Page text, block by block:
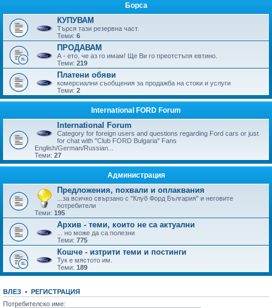
Борса
КУПУВАМ
Търся тази резервна част.
Теми: 6
ПРОДАВАМ
А - ето, че аз го имам! Ще Ви го преотстъпя евтино.
Теми: 219
Платени обяви
комерсиални съобщения за продажба на стоки и услуги
Теми: 2
International FORD Forum
International Forum
Category for foreign users and questions regarding Ford cars or just
for chat with "Club FORD Bulgaria" Fans
English/German/Russian...
Теми: 27
Администрация
Предложения, похвали и оплаквания
...за всичко свързано с "Клуб Форд България" и неговите
потребители
Теми: 195
Архив - теми, които не са актуални
... но може да са полезни
Теми: 775
Кошче - изтрити теми и постинги
Тук е мястото им.
Теми: 189
ВЛЕЗ • РЕГИСТРАЦИЯ
Потребителско име: